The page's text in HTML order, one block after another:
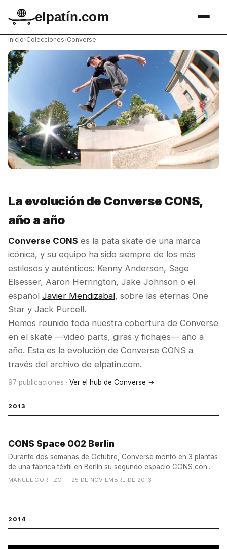
elpatín.com
Inicio›Colecciones›Converse
La evolución de Converse CONS,
año a año
Converse CONS es la pata skate de una marca
icónica, y su equipo ha sido siempre de los más
estilosos y auténticos: Kenny Anderson, Sage
Elsesser, Aaron Herrington, Jake Johnson o el
español Javier Mendizabal, sobre las eternas One
Star y Jack Purcell.
Hemos reunido toda nuestra cobertura de Converse
en el skate —video parts, giras y fichajes— año a
año. Esta es la evolución de Converse CONS a
través del archivo de elpatin.com.
97 publicaciones · Ver el hub de Converse →
2013
CONS Space 002 Berlín
Durante dos semanas de Octubre, Converse montó en 3 plantas
de una fábrica téxtil en Berlín su segundo espacio CONS con...
MANUEL CORTIZO — 25 DE NOVIEMBRE DE 2013
2014